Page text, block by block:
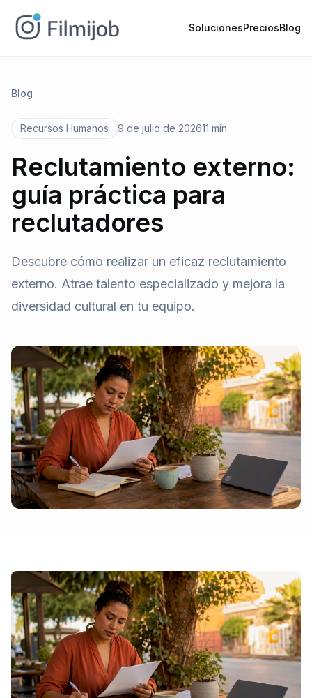
SolucionesPreciosBlog
Blog
Recursos Humanos 9 de julio de 202611 min
Reclutamiento externo:
guía práctica para
reclutadores
Descubre cómo realizar un eficaz reclutamiento
externo. Atrae talento especializado y mejora la
diversidad cultural en tu equipo.